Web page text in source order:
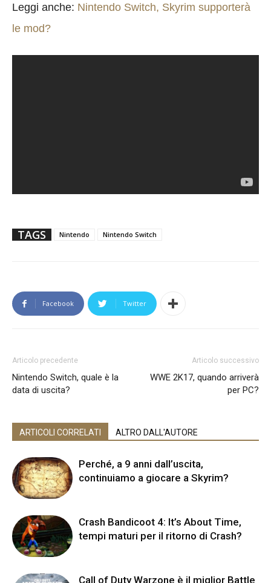
Leggi anche: Nintendo Switch, Skyrim supporterà
le mod?
TAGS Nintendo Nintendo Switch
Facebook Twitter
Articolo precedente
Nintendo Switch, quale è la
data di uscita?
Articolo successivo
WWE 2K17, quando arriverà
per PC?
ARTICOLI CORRELATI ALTRO DALL'AUTORE
Perché, a 9 anni dall’uscita,
continuiamo a giocare a Skyrim?
Crash Bandicoot 4: It’s About Time,
tempi maturi per il ritorno di Crash?
Call of Duty Warzone è il miglior Battle